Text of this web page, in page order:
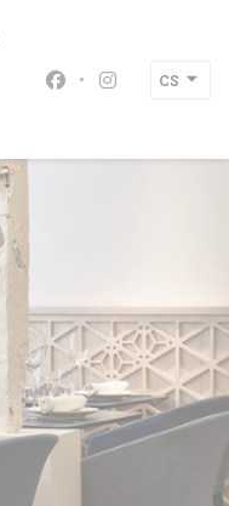
Facebook ((otevře se
Instagram
CS